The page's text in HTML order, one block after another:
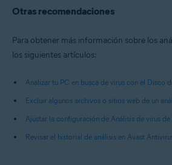
Otras recomendaciones
Para obtener más información sobre los
los siguientes artículos:
Analizar tu PC en busca de virus con el Disco
Excluir algunos archivos o sitios web de un
Ajustar la configuración de Análisis de virus de
Revisar el historial de análisis en Avast